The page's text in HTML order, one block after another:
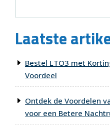
Laatste
Bestel LTO3 met
Voordeel
Ontdek de Voordelen
voor een Betere